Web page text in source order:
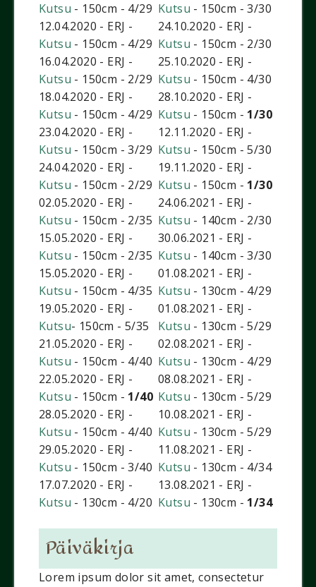
Kutsu - 150cm - 4/29
12.04.2020 - ERJ -
Kutsu - 150cm - 4/29
16.04.2020 - ERJ -
Kutsu - 150cm - 2/29
18.04.2020 - ERJ -
Kutsu - 150cm - 4/29
23.04.2020 - ERJ -
Kutsu - 150cm - 3/29
24.04.2020 - ERJ -
Kutsu - 150cm - 2/29
02.05.2020 - ERJ -
Kutsu - 150cm - 2/35
15.05.2020 - ERJ -
Kutsu - 150cm - 2/35
15.05.2020 - ERJ -
Kutsu - 150cm - 4/35
19.05.2020 - ERJ -
Kutsu- 150cm - 5/35
21.05.2020 - ERJ -
Kutsu - 150cm - 4/40
22.05.2020 - ERJ -
Kutsu - 150cm - 1/40
28.05.2020 - ERJ -
Kutsu - 150cm - 4/40
29.05.2020 - ERJ -
Kutsu - 150cm - 3/40
17.07.2020 - ERJ -
Kutsu - 130cm - 4/20
Kutsu - 150cm - 3/30
24.10.2020 - ERJ -
Kutsu - 150cm - 2/30
25.10.2020 - ERJ -
Kutsu - 150cm - 4/30
28.10.2020 - ERJ -
Kutsu - 150cm - 1/30
12.11.2020 - ERJ -
Kutsu - 150cm - 5/30
19.11.2020 - ERJ -
Kutsu - 150cm - 1/30
24.06.2021 - ERJ -
Kutsu - 140cm - 2/30
30.06.2021 - ERJ -
Kutsu - 140cm - 3/30
01.08.2021 - ERJ -
Kutsu - 130cm - 4/29
01.08.2021 - ERJ -
Kutsu - 130cm - 5/29
02.08.2021 - ERJ -
Kutsu - 130cm - 4/29
08.08.2021 - ERJ -
Kutsu - 130cm - 5/29
10.08.2021 - ERJ -
Kutsu - 130cm - 5/29
11.08.2021 - ERJ -
Kutsu - 130cm - 4/34
13.08.2021 - ERJ -
Kutsu - 130cm - 1/34
Päiväkirja
Lorem ipsum dolor sit amet, consectetur